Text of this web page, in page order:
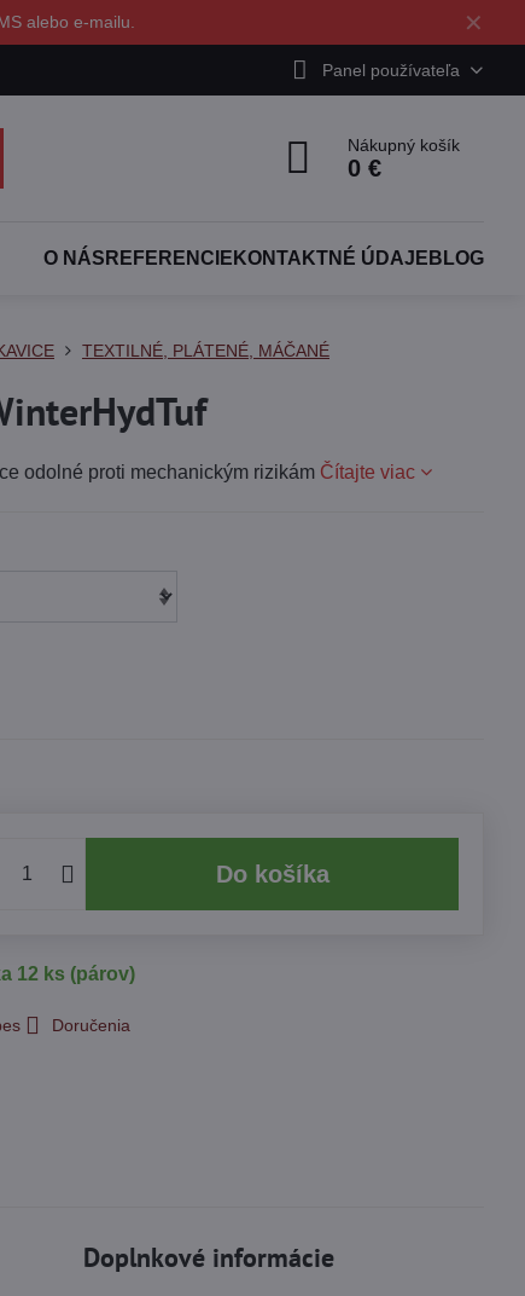
✕
alebo e-mailu.
Panel používateľa
Nákupný košík
0 €
O NÁS REFERENCIE KONTAKTNÉ ÚDAJE BLOG
TEXTILNÉ, PLÁTENÉ, MÁČANÉ
odolné proti mechanickým rizikám Čítajte viac
Do košíka
12 ks (párov)
Doručenia
Doplnkové informácie